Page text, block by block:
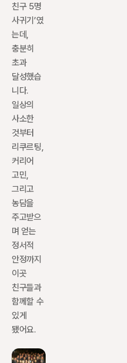
친구 5명
사귀기’였
는데,
충분히
초과
달성했습
니다.
일상의
사소한
것부터
리쿠르팅,
커리어
고민,
그리고
농담을
주고받으
며 얻는
정서적
안정까지
이곳
친구들과
함께할 수
있게
됐어요.